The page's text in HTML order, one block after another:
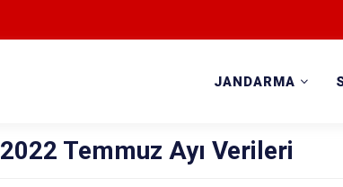
JANDARMA
2022 Temmuz Ayı Verileri